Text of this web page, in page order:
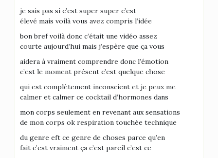
je sais pas si c’est super super c’est
élevé mais voilà vous avez compris l’idée
bon bref voilà donc c’était une vidéo assez
courte aujourd’hui mais j’espère que ça vous
aidera à vraiment comprendre donc l’émotion
c’est le moment présent c’est quelque chose
qui est complètement inconscient et je peux me
calmer et calmer ce cocktail d’hormones dans
mon corps seulement en revenant aux sensations
de mon corps ok respiration touchée technique
du genre eft ce genre de choses parce qu’en
fait c’est vraiment ça c’est pareil c’est ce